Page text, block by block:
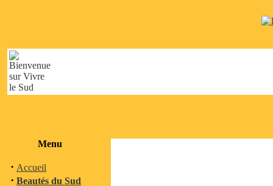
Menu
· Accueil
· Beautés du Sud